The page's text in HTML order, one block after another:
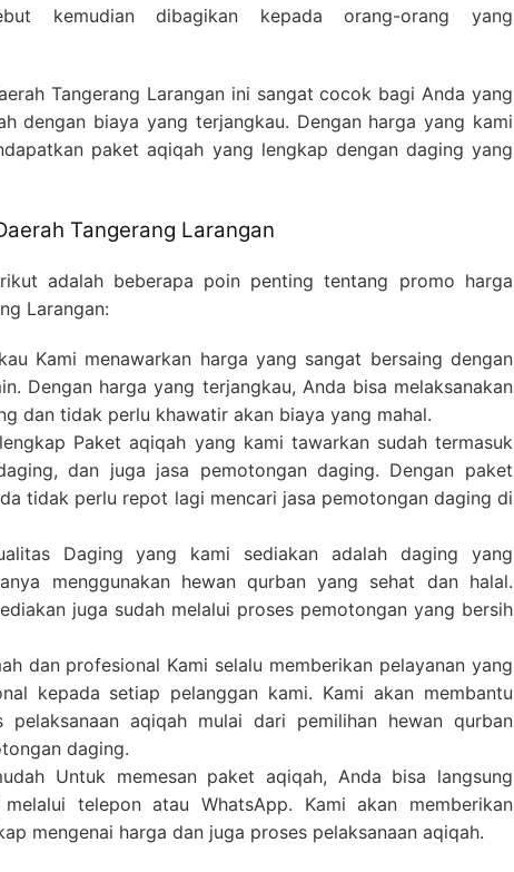
kemudian dibagikan kepada orang-orang yang
Tangerang Larangan ini sangat cocok bagi Anda yang
dengan biaya yang terjangkau. Dengan harga yang kami
paket aqiqah yang lengkap dengan daging yang
Tangerang Larangan
adalah beberapa poin penting tentang promo harga
Larangan:
Kami menawarkan harga yang sangat bersaing dengan
Dengan harga yang terjangkau, Anda bisa melaksanakan
dan tidak perlu khawatir akan biaya yang mahal.
Paket aqiqah yang kami tawarkan sudah termasuk
dan juga jasa pemotongan daging. Dengan paket
tidak perlu repot lagi mencari jasa pemotongan daging di
Daging yang kami sediakan adalah daging yang
menggunakan hewan qurban yang sehat dan halal.
juga sudah melalui proses pemotongan yang bersih
dan profesional Kami selalu memberikan pelayanan yang
kepada setiap pelanggan kami. Kami akan membantu
pelaksanaan aqiqah mulai dari pemilihan hewan qurban
daging.
Untuk memesan paket aqiqah, Anda bisa langsung
melalui telepon atau WhatsApp. Kami akan memberikan
mengenai harga dan juga proses pelaksanaan aqiqah.